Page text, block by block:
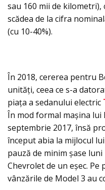
sau 160 mii de
scădea de la cifra
(cu 10-40%).
În 2018, cererea pentru
unități, ceea ce s-a
piața a sedanului electric
În mod formal maşina lui
septembrie 2017, însă
început abia la mijlocul
pauză de minim şase
Chevrolet de un eşec.
vânzările de Model 3 au